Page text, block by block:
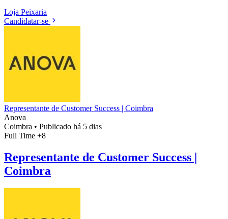
Loja Peixaria
Candidatar-se
Representante de Customer Success | Coimbra
Anova
Coimbra • Publicado há 5 dias
Full Time +8
Representante de Customer Success |
Coimbra